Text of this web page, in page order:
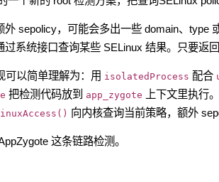
外 sepolicy，可能会多出一些 domain、type
过系统接口查询某些 SELinux 结果。只要返
可以简单理解为：用 isolatedProcess 配合
把检测代码放到 app_zygote 上下文里执行
向内核查询当前策略，额外
这条链路检测。